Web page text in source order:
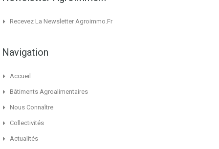
Recevez La Newsletter Agroimmo.fr
Navigation
Accueil
Bâtiments Agroalimentaires
Nous Connaître
Collectivités
Actualités